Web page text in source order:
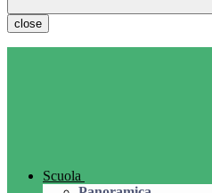
close
Scuola